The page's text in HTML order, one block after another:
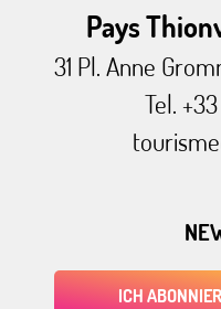
Pays
31 Pl. Anne
Tel.
ICH